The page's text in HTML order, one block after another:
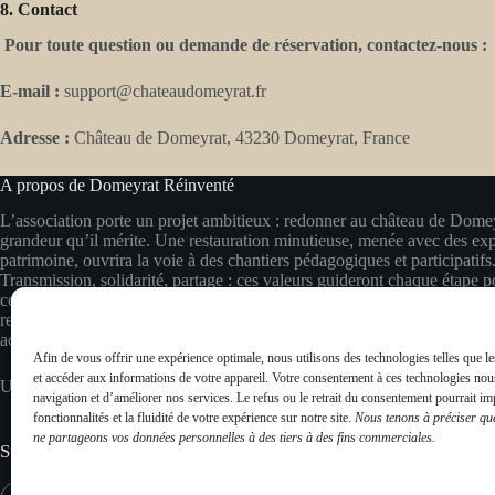
Afin de vous offrir une expérience optimale, nous utilisons des technologies telles que
et accéder aux informations de votre appareil. Votre consentement à ces technologies
navigation et d’améliorer nos services. Le refus ou le retrait du consentement pourrait
fonctionnalités et la fluidité de votre expérience sur notre site. Nous tenons à préciser
ne partageons vos données personnelles à des tiers à des fins commerciales.
8. Contact
Pour toute question ou demande de réservation, contactez-nous :
E-mail : support@chateaudomeyrat.fr
Adresse : Château de Domeyrat, 43230 Domeyrat, France
A propos de Domeyrat Réinventé
L’association porte un projet ambitieux : redonner au château de
grandeur qu’il mérite. Une restauration minutieuse, menée avec des
patrimoine, ouvrira la voie à des chantiers pédagogiques et participatifs.
Transmission, solidarité, partage : ces valeurs guideront chaque étape
ce joyau de la Basse Auvergne et en faire un lieu vivant, accessible et
respect du passé et regard vers l’avenir, nous imaginons un espace
accessible à tous.
Un château pour aujourd’hui, pensé pour demain.
Suivez-nous